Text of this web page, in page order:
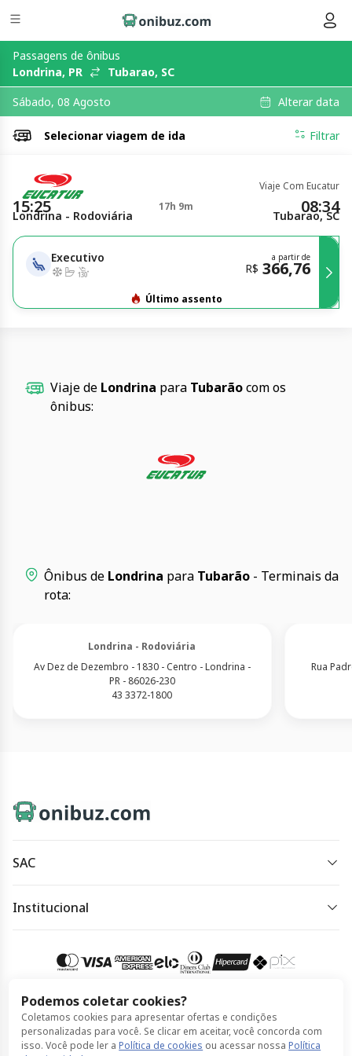
Passagens de ônibus
Londrina, PR
Tubarao, SC
Sábado, 08 Agosto
Alterar data
Selecionar viagem de ida Filtrar
Viaje Com Eucatur
15:25 17h 9m 08:34
Londrina - Rodoviária Tubarao, SC
Executivo a partir de
R$ 366,76
Último assento
Viaje de Londrina para Tubarãocom os
ônibus:
Ônibus de Londrina para Tubarão - Terminais da
rota:
Londrina - Rodoviária
Av Dez de Dezembro - 1830 - Centro - Londrina -
PR - 86026-230
43 3372-1800
Rua
Podemos coletar cookies?
Coletamos cookies para apresentar ofertas e condições
personalizadas para você. Se clicar em aceitar, você concorda com
isso. Você pode ler aPolítica de cookies ou acessar nossaPolítica
SAC
Horário de atendimento:
segunda.
Acessar meu pedido
Institucional
Política de Cookies
Compra 100% segura